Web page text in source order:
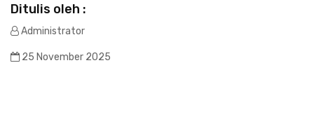
Ditulis oleh :
Administrator
25 November 2025